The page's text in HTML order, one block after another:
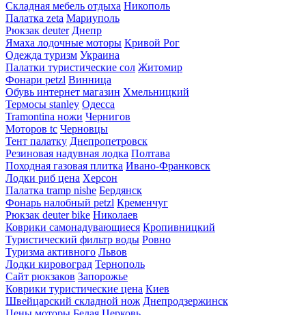
Складная мебель отдыха Никополь
Палатка zeta Мариуполь
Рюкзак deuter Днепр
Ямаха лодочные моторы Кривой Рог
Одежда туризм Украина
Палатки туристические сол Житомир
Фонари petzl Винница
Обувь интернет магазин Хмельницкий
Термосы stanley Одесса
Tramontina ножи Чернигов
Моторов tc Черновцы
Тент палатку Днепропетровск
Резиновая надувная лодка Полтава
Походная газовая плитка Ивано-Франковск
Лодки риб цена Херсон
Палатка tramp nishe Бердянск
Фонарь налобный petzl Кременчуг
Рюкзак deuter bike Николаев
Коврики самонадувающиеся Кропивницкий
Туристический фильтр воды Ровно
Туризма активного Львов
Лодки кировоград Тернополь
Сайт рюкзаков Запорожье
Коврики туристические цена Киев
Швейцарский складной нож Днепродзержинск